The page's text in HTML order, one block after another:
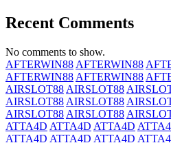
Recent Comments
No comments to show.
AFTERWIN88 AFTERWIN88
AFTERWIN88 AFTERWIN88
AIRSLOT88 AIRSLOT88
AIRSLOT88 AIRSLOT88
AIRSLOT88 AIRSLOT88
ATTA4D ATTA4D ATTA4D
ATTA4D ATTA4D ATTA4D